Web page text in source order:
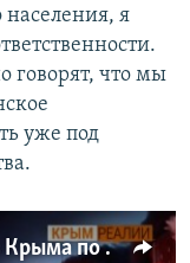
населения, я
говорят, что мы
уже под
Как российская армия бьет из Крыма по материковой Украине | Крым.Реалии ТВ